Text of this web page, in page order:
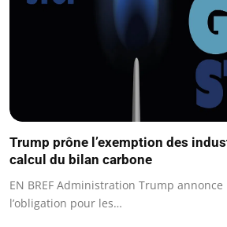
Trump prône l’exemption des
calcul du bilan carbone
EN BREF Administration Trump annonce
l’obligation pour les…